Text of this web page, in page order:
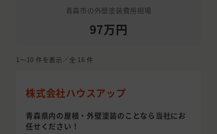
青森市の外壁塗装費用相場
97万円
1〜10 件を表示／全 16 件
株式会社ハウスアップ
青森県内の屋根・外壁塗装のことなら当社にお
任せください！